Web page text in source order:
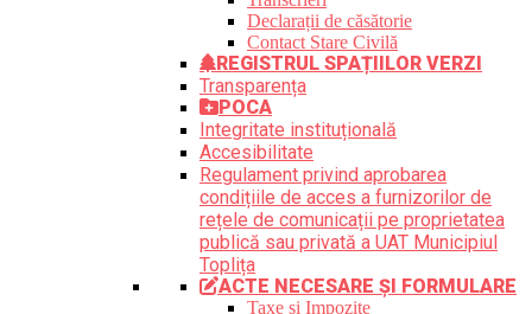
Declarații de căsătorie
Contact Stare Civilă
REGISTRUL SPAȚIILOR VERZI
Transparența
POCA
Integritate instituțională
Accesibilitate
Regulament privind aprobarea
condițiile de acces a furnizorilor de
rețele de comunicații pe proprietatea
publică sau privată a UAT Municipiul
Toplița
ACTE NECESARE ȘI FORMULARE
Taxe și Impozite